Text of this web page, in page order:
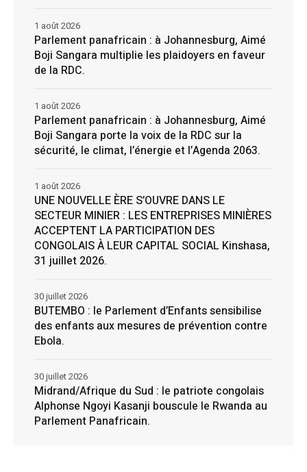
Parlement panafricain : à Johannesburg, Aimé
Boji Sangara multiplie les plaidoyers en faveur
de la RDC.
1 août 2026
Parlement panafricain : à Johannesburg, Aimé
Boji Sangara porte la voix de la RDC sur la
sécurité, le climat, l’énergie et l’Agenda 2063.
1 août 2026
UNE NOUVELLE ÈRE S’OUVRE DANS LE
SECTEUR MINIER : LES ENTREPRISES MINIÈRES
ACCEPTENT LA PARTICIPATION DES
CONGOLAIS À LEUR CAPITAL SOCIAL Kinshasa,
31 juillet 2026.
1 août 2026
BUTEMBO : le Parlement d’Enfants sensibilise
des enfants aux mesures de prévention contre
Ebola.
30 juillet 2026
Midrand/Afrique du Sud : le patriote congolais
Alphonse Ngoyi Kasanji bouscule le Rwanda au
Parlement Panafricain.
30 juillet 2026